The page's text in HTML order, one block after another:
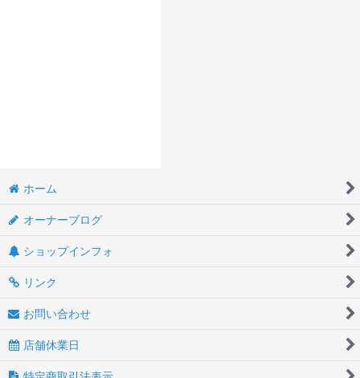
ホーム
オーナーブログ
ショップインフォ
リンク
お問い合わせ
店舗休業日